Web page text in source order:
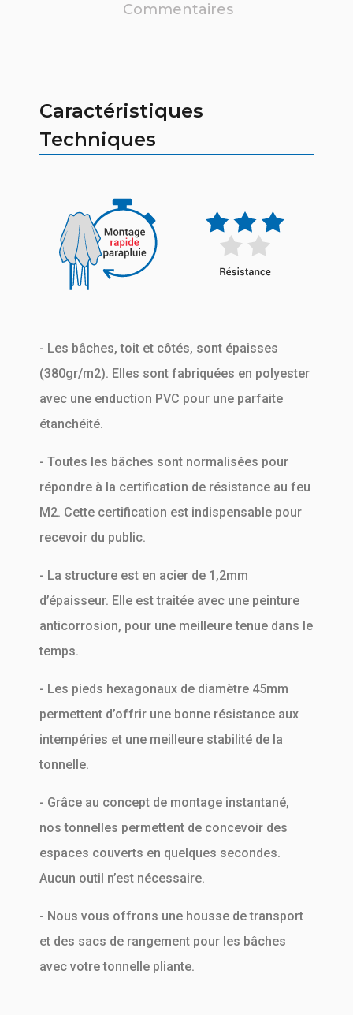
Commentaires
Caractéristiques
Techniques
- Les bâches, toit et côtés, sont épaisses
(380gr/m2). Elles sont fabriquées en polyester
avec une enduction PVC pour une parfaite
étanchéité.
- Toutes les bâches sont normalisées pour
répondre à la certification de résistance au feu
M2. Cette certification est indispensable pour
recevoir du public.
- La structure est en acier de 1,2mm
d’épaisseur. Elle est traitée avec une peinture
anticorrosion, pour une meilleure tenue dans le
temps.
- Les pieds hexagonaux de diamètre 45mm
permettent d’offrir une bonne résistance aux
intempéries et une meilleure stabilité de la
tonnelle.
- Grâce au concept de montage instantané,
nos tonnelles permettent de concevoir des
espaces couverts en quelques secondes.
Aucun outil n’est nécessaire.
- Nous vous offrons une housse de transport
et des sacs de rangement pour les bâches
avec votre tonnelle pliante.